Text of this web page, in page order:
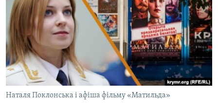
ДЕПОРТАЦІЯ
ВІДЕОУРОКИ «ELIFBE»
СВІДЧЕННЯ ОКУПАЦІЇ
УКРАЇНСЬКА ПРОБЛЕМА КРИМУ
ІНФОГРАФІКА
ЯК ОБІЙТИ БЛОКУВАННЯ
Русский
Qırımtatar
ДОЛУЧАЙСЯ!
Наталя Поклонська і афіша фільму «Матильда»